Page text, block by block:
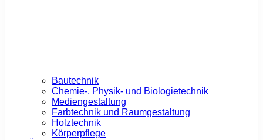
Bautechnik
Chemie-, Physik- und Biologietechnik
Mediengestaltung
Farbtechnik und Raumgestaltung
Holztechnik
Körperpflege